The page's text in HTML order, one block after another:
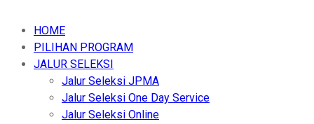
HOME
PILIHAN PROGRAM
JALUR SELEKSI
Jalur Seleksi JPMA
Jalur Seleksi One Day Service
Jalur Seleksi Online